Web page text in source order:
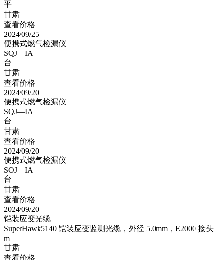
平
甘肃
查看价格
2024/09/25
便携式燃气检漏仪
SQJ—IA
台
甘肃
查看价格
2024/09/20
便携式燃气检漏仪
SQJ—IA
台
甘肃
查看价格
2024/09/20
便携式燃气检漏仪
SQJ—IA
台
甘肃
查看价格
2024/09/20
铠装应变光缆
SuperHawk5140 铠装应变监测光缆，外径 5.0mm，E2000 接头
m
甘肃
查看价格